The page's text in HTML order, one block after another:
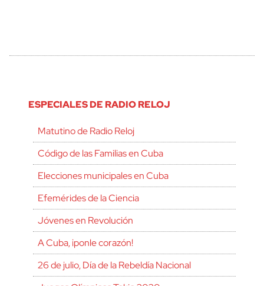
ESPECIALES DE RADIO RELOJ
Matutino de Radio Reloj
Código de las Familias en Cuba
Elecciones municipales en Cuba
Efemérides de la Ciencia
Jóvenes en Revolución
A Cuba, ¡ponle corazón!
26 de julio, Día de la Rebeldía Nacional